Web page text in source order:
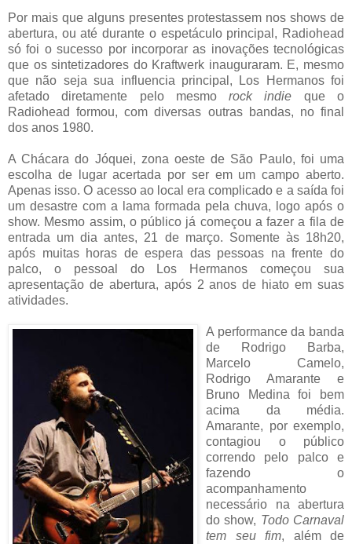
Por mais que alguns presentes protestassem nos shows de
abertura, ou até durante o espetáculo principal, Radiohead
só foi o sucesso por incorporar as inovações tecnológicas
que os sintetizadores do Kraftwerk inauguraram. E, mesmo
que não seja sua influencia principal, Los Hermanos foi
afetado diretamente pelo mesmorock indie que o
Radiohead formou, com diversas outras bandas, no final
dos anos 1980.
A Chácara do Jóquei, zona oeste de São Paulo, foi uma
escolha de lugar acertada por ser em um campo aberto.
Apenas isso. O acesso ao local era complicado e a saída foi
um desastre com a lama formada pela chuva, logo após o
show. Mesmo assim, o público já começou a fazer a fila de
entrada um dia antes, 21 de março. Somente às 18h20,
após muitas horas de espera das pessoas na frente do
palco, o pessoal do Los Hermanos começou sua
apresentação de abertura, após 2 anos de hiato em suas
atividades.
A performance da banda
de Rodrigo Barba,
Marcelo Camelo,
Rodrigo Amarante e
Bruno Medina foi bem
acima da média.
Amarante, por exemplo,
contagiou o público
correndo pelo palco e
fazendo o
acompanhamento
necessário na abertura
do show, Todo Carnaval
tem seu fim, além de